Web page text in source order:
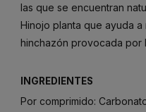
las que se encuentran
Hinojo planta que ayuda
hinchazón provocada por
INGREDIENTES
Por comprimido: